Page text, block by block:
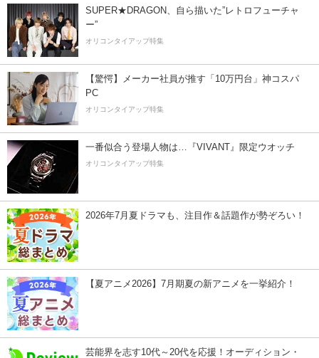
SUPER★DRAGON、自ら描いた”レトロフューチャ
ー”
オリコンタイアップ特集
【驚愕】メーカー社員が推す「10万円台」神コスパ
PC
オリコンタイアップ特集
一番似合う登場人物は…『VIVANT』限定ウオッチ
オリコンタイアップ特集
2026年7月夏ドラマも、注目作＆話題作が勢ぞろい！
【夏アニメ2026】7月期夏の新アニメを一挙紹介！
芸能界を志す10代～20代を応援！オーディション・